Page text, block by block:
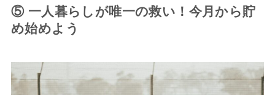
⑤ 一人暮らしが唯一の救い！今月から貯
め始めよう